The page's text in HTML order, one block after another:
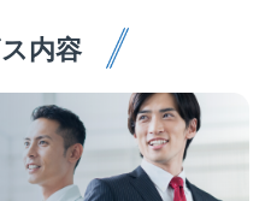
療施設、工場をはじめ、
ります。入社6か月経過
内容